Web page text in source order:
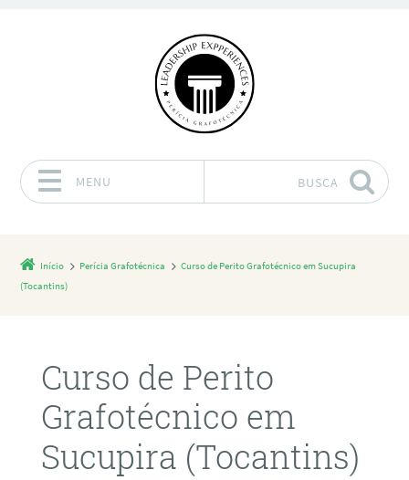
MENU BUSCA
Início Perícia Grafotécnica
Curso de Perito Grafotécnico em Sucupira
(Tocantins)
Curso de Perito
Grafotécnico em
Sucupira (Tocantins)